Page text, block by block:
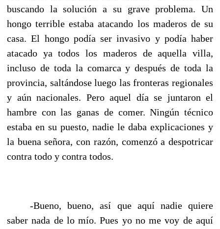
buscando la solución a su grave problema. Un
hongo terrible estaba atacando los maderos de su
casa. El hongo podía ser invasivo y podía haber
atacado ya todos los maderos de aquella villa,
incluso de toda la comarca y después de toda la
provincia, saltándose luego las fronteras regionales
y aún nacionales. Pero aquel día se juntaron el
hambre con las ganas de comer. Ningún técnico
estaba en su puesto, nadie le daba explicaciones y
la buena señora, con razón, comenzó a despotricar
contra todo y contra todos.
-Bueno, bueno, así que aquí nadie quiere
saber nada de lo mío. Pues yo no me voy de aquí